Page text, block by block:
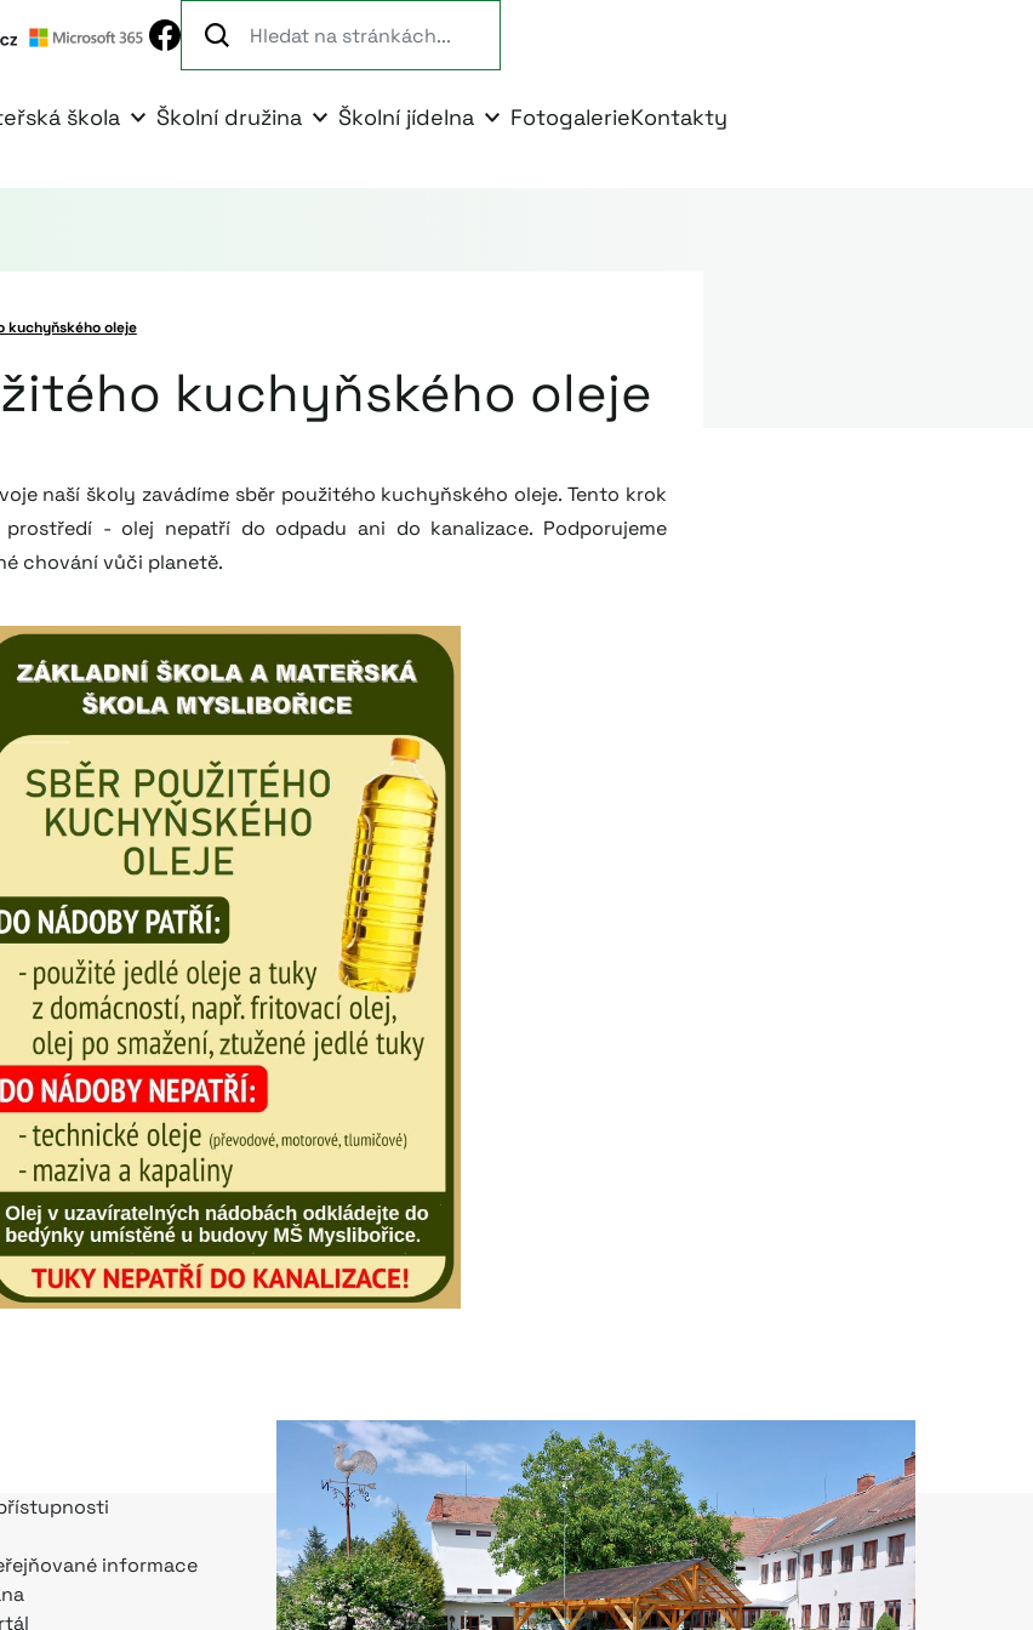
škola Školní družina Školní jídelna FotogalerieKontakty
kuchyňského oleje
kuchyňského oleje
naší školy zavádíme sběr použitého kuchyňského oleje. Tento krok
- olej nepatří do odpadu ani do kanalizace. Podporujeme
chování vůči planetě.
informace